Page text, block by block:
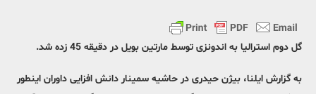
گل دوم استرالیا به اندونزی توسط مارتین بویل در دقیقه 45 زده شد.
به گزارش ایلنا، بیژن حیدری در حاشیه سمینار دانش افزایی داوران اینطور